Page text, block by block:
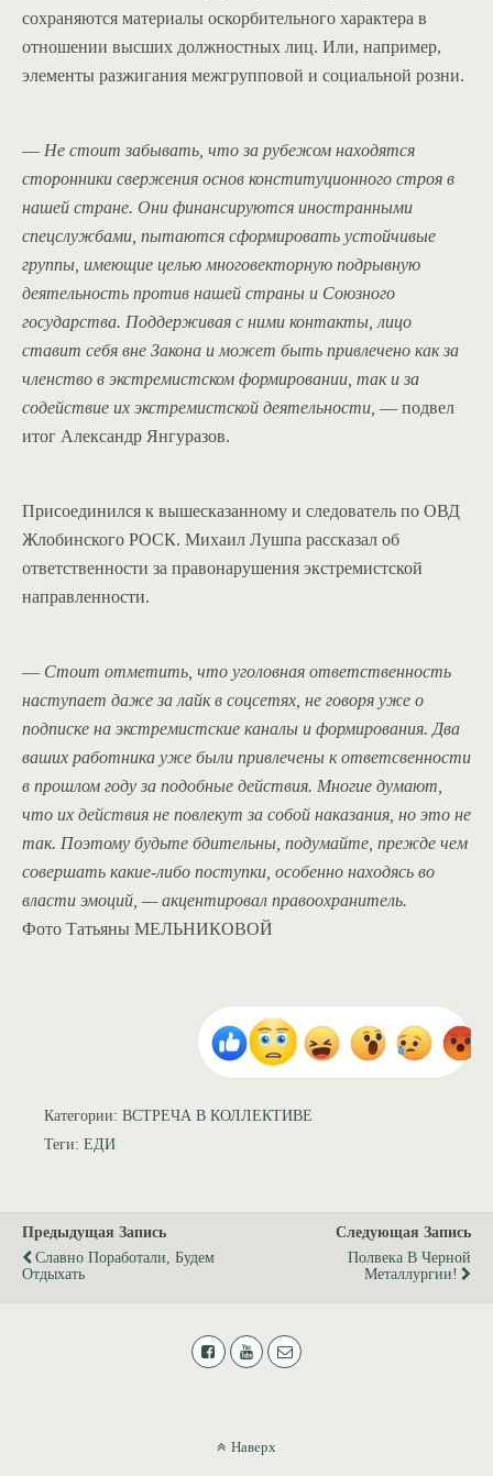
сохраняются материалы оскорбительного характера в
отношении высших должностных лиц. Или, например,
элементы разжигания межгрупповой и социальной розни.
— Не стоит забывать, что за рубежом находятся
сторонники свержения основ конституционного строя в
нашей стране. Они финансируются иностранными
спецслужбами, пытаются сформировать устойчивые
группы, имеющие целью многовекторную подрывную
деятельность против нашей страны и Союзного
государства. Поддерживая с ними контакты, лицо
ставит себя вне Закона и может быть привлечено как за
членство в экстремистском формировании, так и за
содействие их экстремистской деятельности, — подвел
итог Александр Янгуразов.
Присоединился к вышесказанному и следователь по ОВД
Жлобинского РОСК. Михаил Лушпа рассказал об
ответственности за правонарушения экстремистской
направленности.
— Стоит отметить, что уголовная ответственность
наступает даже за лайк в соцсетях, не говоря уже о
подписке на экстремистские каналы и формирования. Два
ваших работника уже были привлечены к ответсвенности
в прошлом году за подобные действия. Многие думают,
что их действия не повлекут за собой наказания, но это не
так. Поэтому будьте бдительны, подумайте, прежде чем
совершать какие-либо поступки, особенно находясь во
власти эмоций, — акцентировал правоохранитель.
Фото Татьяны МЕЛЬНИКОВОЙ
Категории: ВСТРЕЧА В КОЛЛЕКТИВЕ
Теги: ЕДИ
Предыдущая Запись
Славно Поработали, Будем
Отдыхать
Следующая Запись
Полвека В Черной
Металлургии!
Наверх